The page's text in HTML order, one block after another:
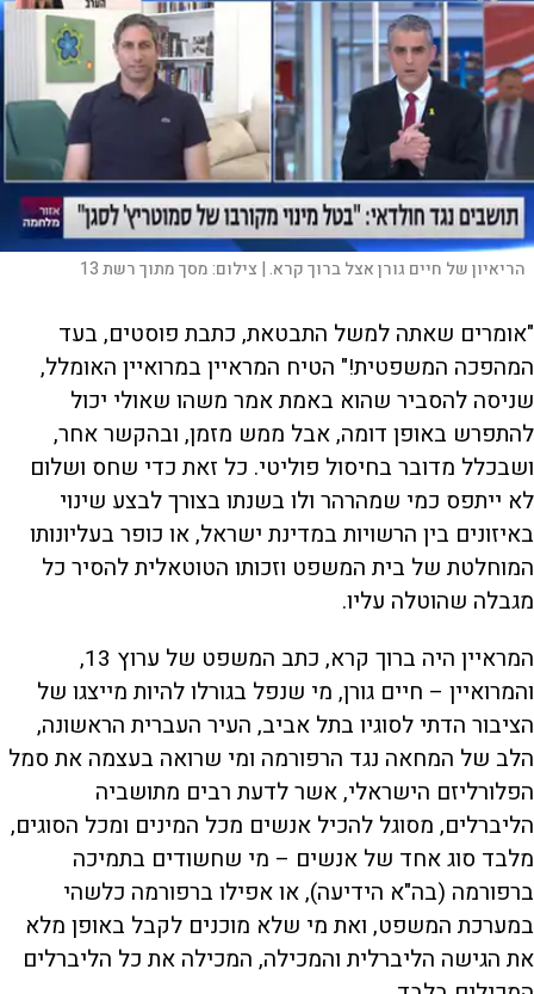
הריאיון של חיים גורן אצל ברוך קרא. | צילום:מסך מתוך רשת 13
"אומרים שאתה למשל התבטאת, כתבת פוסטים, בעד
המהפכה המשפטית!" הטיח המראיין במרואיין האומלל,
שניסה להסביר שהוא באמת אמר משהו שאולי יכול
להתפרש באופן דומה, אבל ממש מזמן, ובהקשר אחר,
ושבכלל מדובר בחיסול פוליטי. כל זאת כדי שחס ושלום
לא ייתפס כמי שמהרהר ולו בשנתו בצורך לבצע שינוי
באיזונים בין הרשויות במדינת ישראל, או כופר בעליונותו
המוחלטת של בית המשפט וזכותו הטוטאלית להסיר כל
מגבלה שהוטלה עליו.
המראיין היה ברוך קרא, כתב המשפט של ערוץ 13,
והמרואיין – חיים גורן, מי שנפל בגורלו להיות מייצגו של
הציבור הדתי לסוגיו בתל אביב, העיר העברית הראשונה,
הלב של המחאה נגד הרפורמה ומי שרואה בעצמה את סמל
הפלורליזם הישראלי, אשר לדעת רבים מתושביה
הליברלים, מסוגל להכיל אנשים מכל המינים ומכל הסוגים,
מלבד סוג אחד של אנשים – מי שחשודים בתמיכה
ברפורמה (בה"א הידיעה), או אפילו ברפורמה כלשהי
במערכת המשפט, ואת מי שלא מוכנים לקבל באופן מלא
את הגישה הליברלית והמכילה, המכילה את כל הליברלים